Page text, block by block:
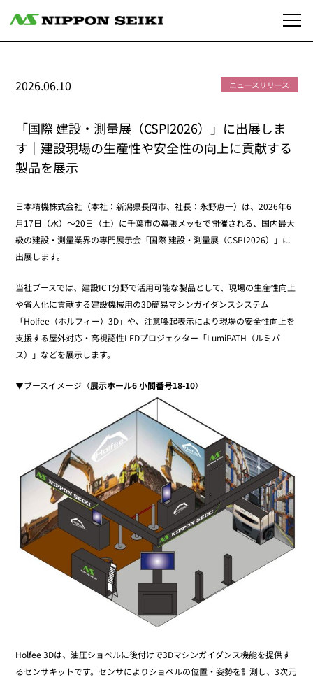
ニュースリリース
2026.06.10
「国際 建設・測量展（CSPI2026）」に出展しま
す｜建設現場の生産性や安全性の向上に貢献する
製品を展示
日本精機株式会社（本社：新潟県長岡市、社長：永野恵一）は、2026年6
月17日（水）～20日（土）に千葉市の幕張メッセで開催される、国内最大
級の建設・測量業界の専門展示会「国際 建設・測量展（CSPI2026）」に
出展します。
当社ブースでは、建設ICT分野で活用可能な製品として、現場の生産性向上
や省人化に貢献する建設機械用の3D簡易マシンガイダンスシステム
「Holfee（ホルフィー）3D」や、注意喚起表示により現場の安全性向上を
支援する屋外対応・高視認性LEDプロジェクター「LumiPATH（ルミパ
ス）」などを展示します。
▼ブースイメージ（展示ホール6 小間番号18-10）
Holfee 3Dは、油圧ショベルに後付けで3Dマシンガイダンス機能を提供す
るセンサキットです。センサによりショベルの位置・姿勢を計測し、3次元